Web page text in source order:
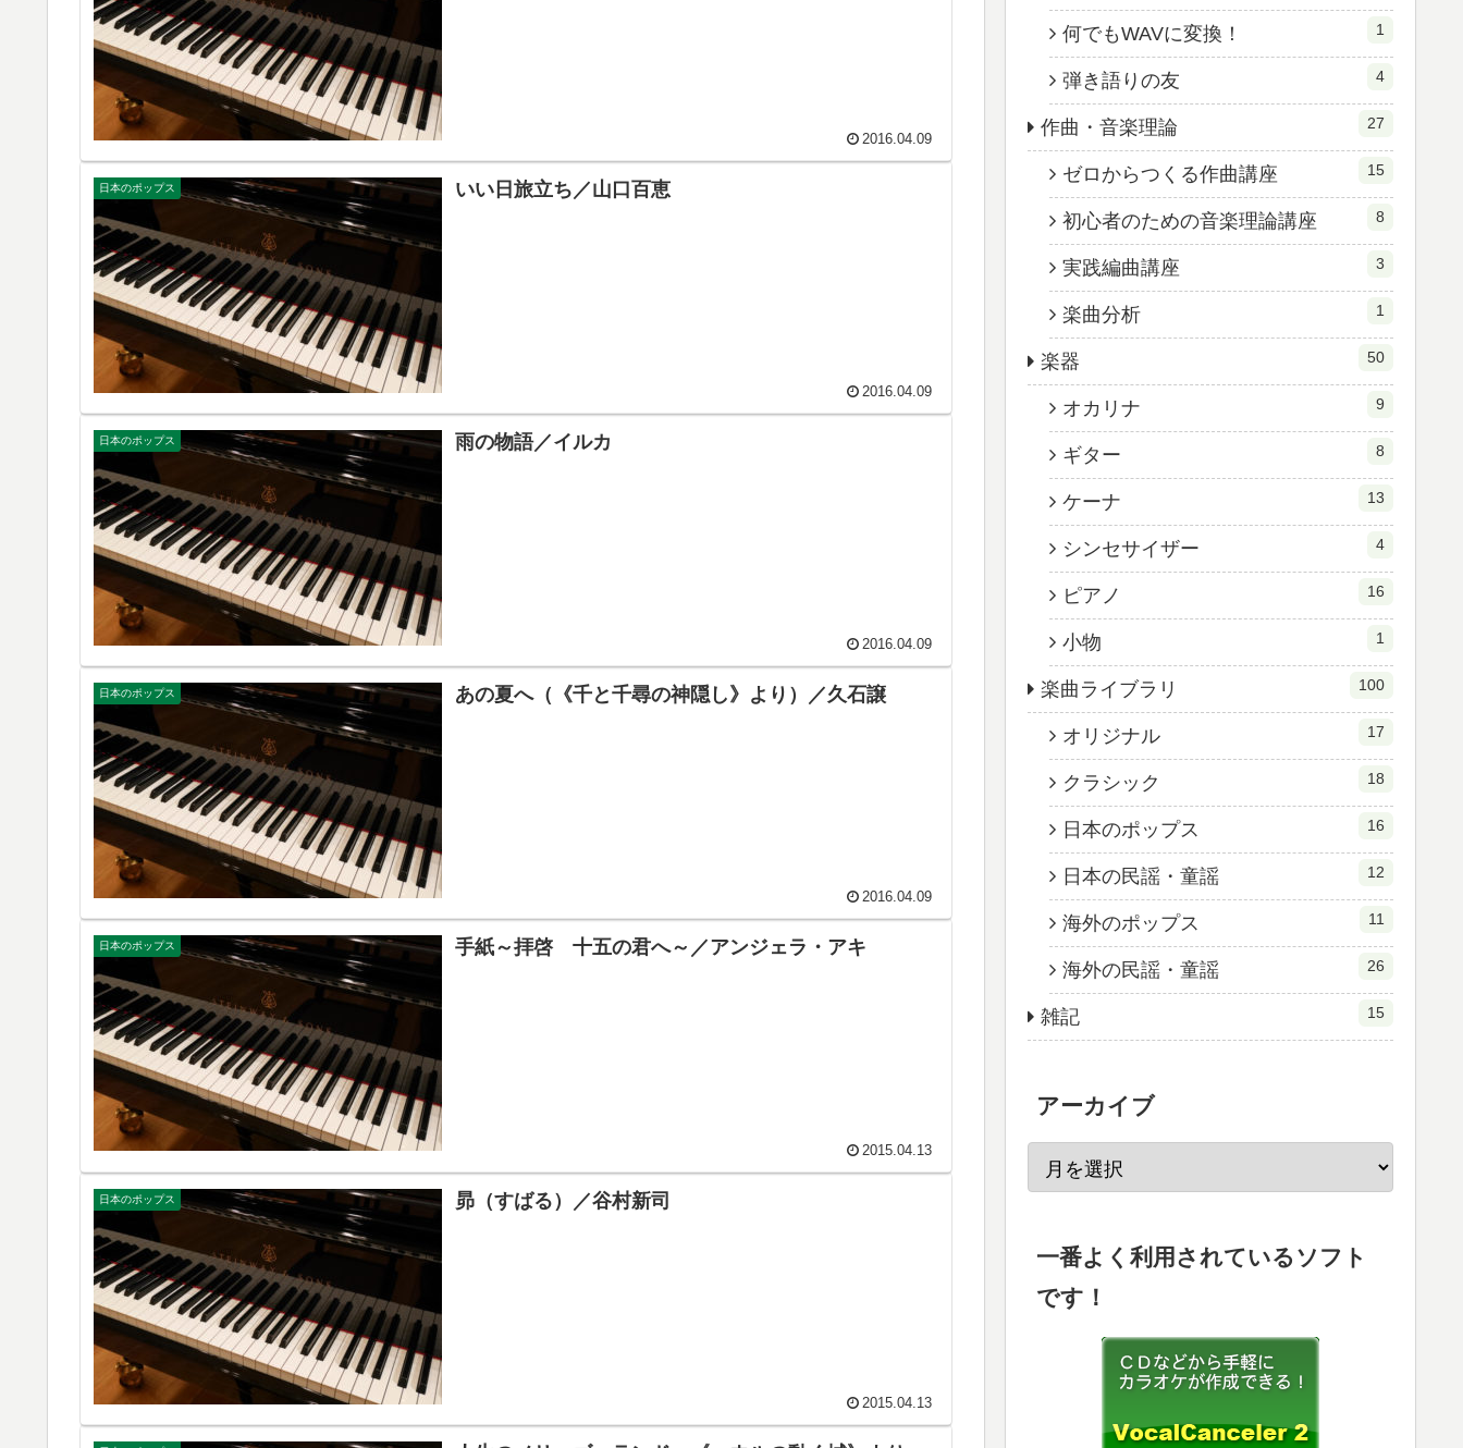
2016.04.09
日本のポップス いい日旅立ち／山口百恵
2016.04.09
日本のポップス 雨の物語／イルカ
2016.04.09
日本のポップス あの夏へ（《千と千尋の神隠し》より）／久石譲
2016.04.09
日本のポップス 手紙～拝啓 十五の君へ～／アンジェラ・アキ
2015.04.13
日本のポップス 昴（すばる）／谷村新司
2015.04.13
何でもWAVに変換！ 1
弾き語りの友 4
作曲・音楽理論 27
ゼロからつくる作曲講座 15
初心者のための音楽理論講座 8
実践編曲講座 3
楽曲分析 1
楽器 50
オカリナ 9
ギター 8
ケーナ 13
シンセサイザー 4
ピアノ 16
小物 1
楽曲ライブラリ 100
オリジナル 17
クラシック 18
日本のポップス 16
日本の民謡・童謡 12
海外のポップス 11
海外の民謡・童謡 26
雑記 15
アーカイブ
一番よく利用されているソフト
です！